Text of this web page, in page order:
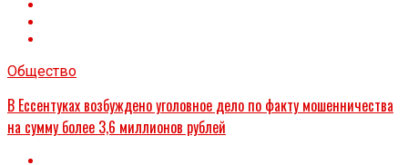
Общество
В Ессентуках возбуждено уголовное дело по факту мошенничества
на сумму более 3,6 миллионов рублей